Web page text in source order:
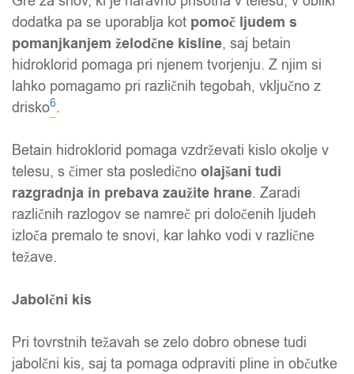
dodatka pa se uporablja kot pomoč ljudem s
pomanjkanjem želodčne kisline, saj betain
hidroklorid pomaga pri njenem tvorjenju. Z njim si
lahko pomagamo pri različnih tegobah, vključno z
drisko6.
Betain hidroklorid pomaga vzdrževati kislo okolje v
telesu, s čimer sta posledično olajšani tudi
razgradnja in prebava zaužite hrane. Zaradi
različnih razlogov se namreč pri določenih ljudeh
izloča premalo te snovi, kar lahko vodi v različne
težave.
Jabolčni kis
Pri tovrstnih težavah se zelo dobro obnese tudi
jabolčni kis, saj ta pomaga odpraviti pline in občutke